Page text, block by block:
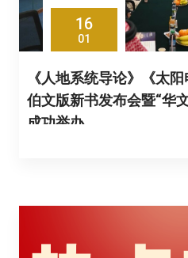
16
01
《人地系统导论》《太
伯文版新书发布会暨“华
成功举办